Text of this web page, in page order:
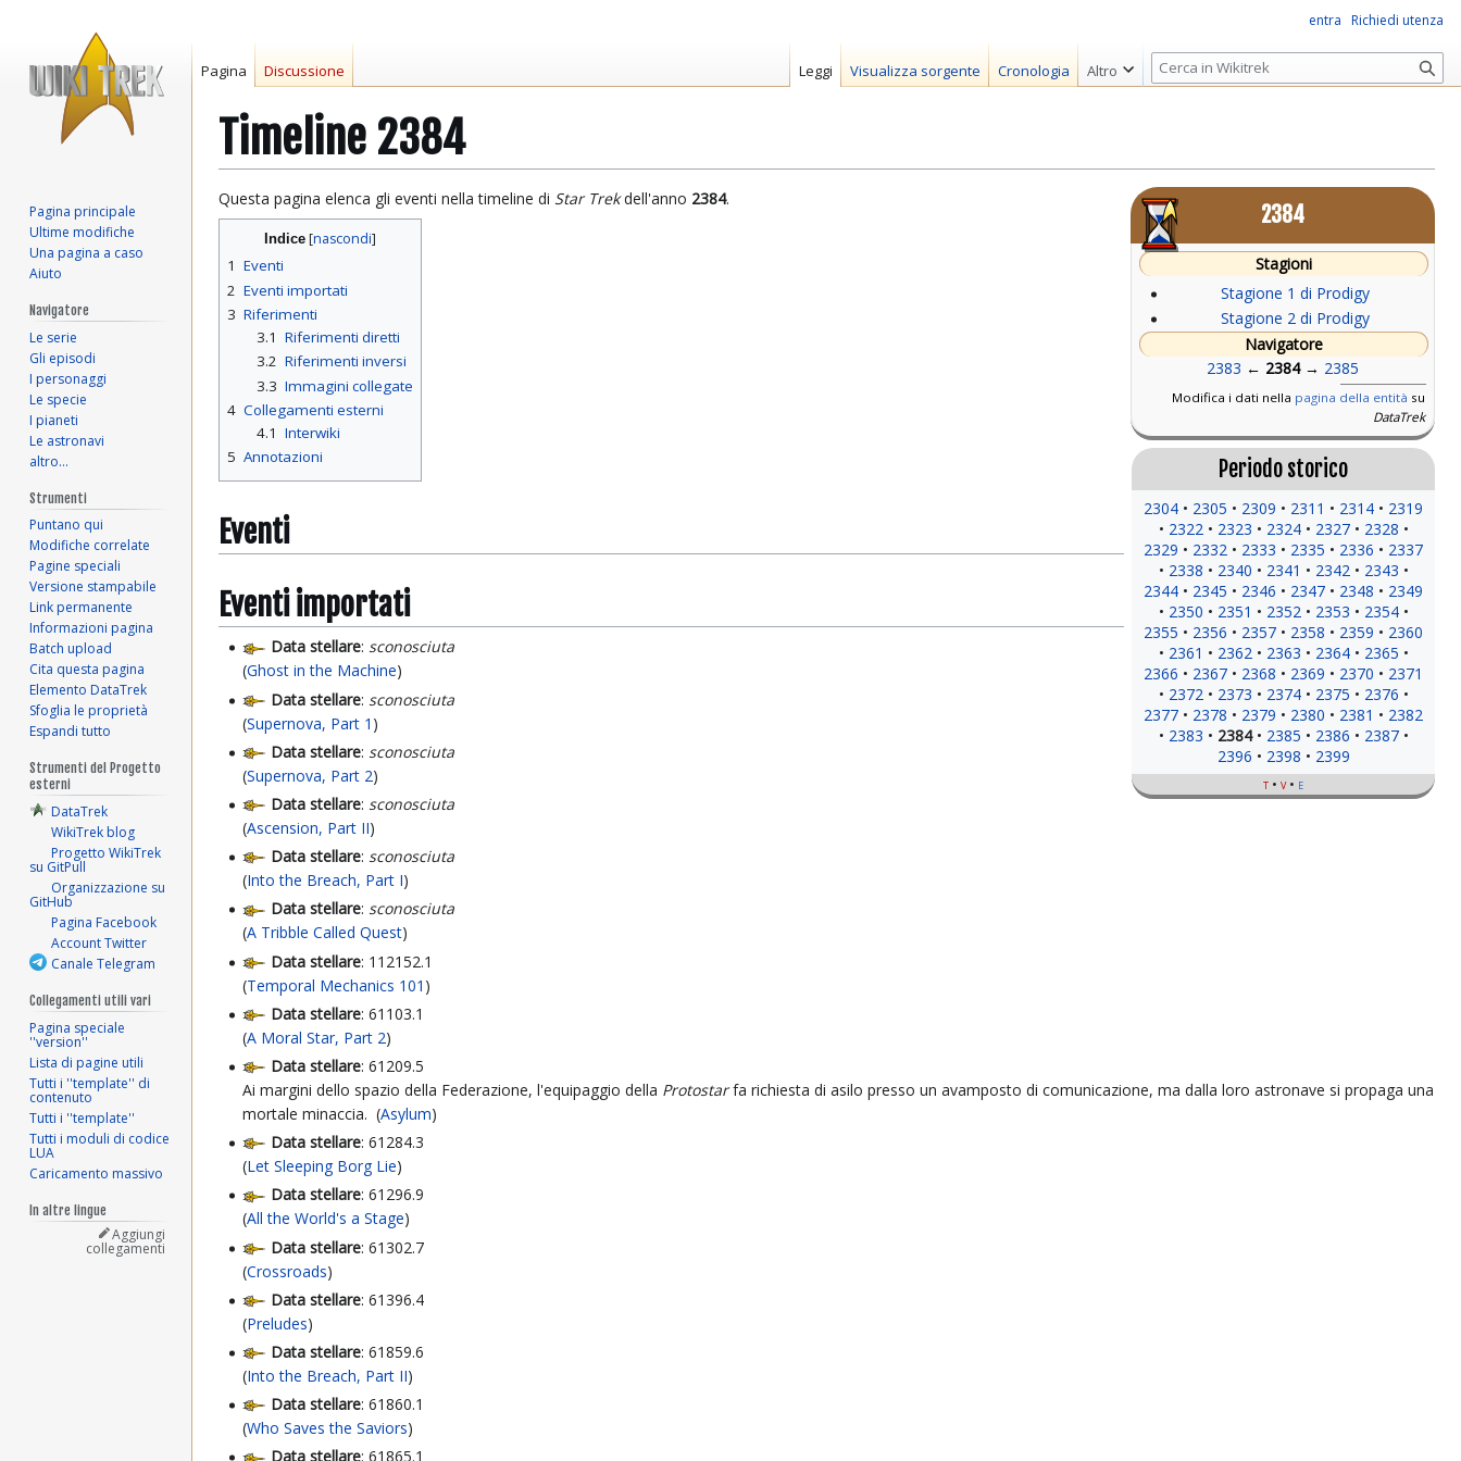
Timeline 2384
Vai
alla
navigazione
Vai
alla
2384
Stagioni
Stagione 1 di Prodigy
Stagione 2 di Prodigy
Navigatore
2383 ← 2384→ 2385
Modifica i dati nella pagina della entità su
DataTrek
Periodo storico
2304 2305 2309 2311 2314
2319
2322
2323 2324 2327
2328
2329
2332 2333 2335 2336
2337
2338
2340 2341 2342
2343
2344
2345 2346 2347 2348
2349
2350
2351 2352 2353
2354
2355
2356 2357 2358 2359
2360
2361
2362 2363 2364
2365
2366
2367 2368 2369 2370
2371
2372
2373 2374 2375
2376
2377
2378 2379 2380 2381
2382
2383
2384 2385 2386
2387
2396
2398 2399
t v e
Questa pagina elenca gli eventi nella timeline di Star Trekdell'anno 2384.
Indice
1 Eventi
2 Eventi importati
3 Riferimenti
3.1 Riferimenti diretti
3.2 Riferimenti inversi
3.3 Immagini collegate
4 Collegamenti esterni
4.1 Interwiki
5 Annotazioni
Eventi
Eventi importati
Data stellare: sconosciuta
(Ghost in the Machine)
Data stellare: sconosciuta
(Supernova, Part 1 )
Data stellare: sconosciuta
(Supernova, Part 2)
Data stellare: sconosciuta
(Ascension, Part II)
Data stellare: sconosciuta
(Into the Breach, Part I)
Data stellare: sconosciuta
(A Tribble Called Quest)
Data stellare: 112152.1
(Temporal Mechanics 101 )
Data stellare: 61103.1
(A Moral Star, Part 2)
Data stellare: 61209.5
Ai margini dello spazio della Federazione, l'equipaggio della Protostarfa richiesta di asilo presso un avamposto di comunicazione, ma dalla loro astronave si propaga una
mortale minaccia. (Asylum)
Data stellare: 61284.3
(Let Sleeping Borg Lie)
Data stellare: 61296.9
(All the World's a Stage)
Data stellare: 61302.7
(Crossroads)
Data stellare: 61396.4
(Preludes)
Data stellare: 61859.6
(Into the Breach, Part II)
Data stellare: 61860.1
(Who Saves the Saviors)
Data stellare: 61865.1
entra Richiedi utenza
Pagina Discussione Leggi Visualizza sorgente Cronologia Altro
R
i
r
c
a
Pagina principale
Ultime modifiche
Una pagina a caso
Aiuto
Navigatore
Le serie
Gli episodi
I personaggi
Le specie
I pianeti
Le astronavi
altro…
Strumenti
Puntano qui
Modifiche correlate
Pagine speciali
Versione stampabile
Link permanente
Informazioni pagina
Batch upload
Cita questa pagina
Elemento DataTrek
Sfoglia le proprietà
Espandi tutto
Strumenti del Progetto
esterni
DataTrek
WikiTrek blog
Progetto WikiTrek
su GitPull
Organizzazione su
GitHub
Pagina Facebook
Account Twitter
Canale Telegram
Collegamenti utili vari
Pagina speciale
''version''
Lista di pagine utili
Tutti i ''template'' di
contenuto
Tutti i ''template''
Tutti i moduli di codice
LUA
Caricamento massivo
In altre lingue
Aggiungi
collegamenti